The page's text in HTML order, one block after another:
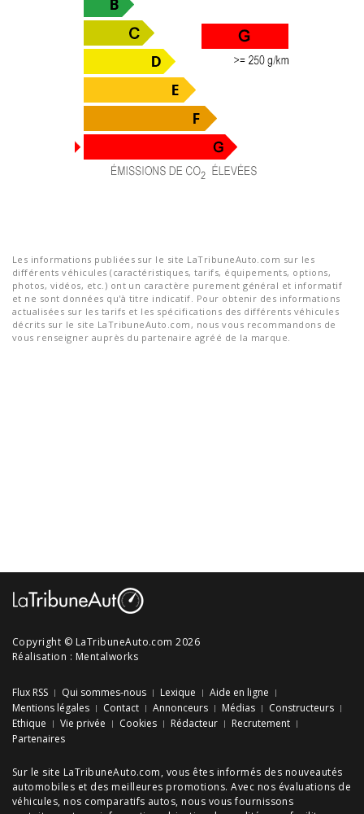
Les informations publiées sur le site LaTribuneAuto.com sur les
différents véhicules (caractéristiques, tarifs, équipements, options,
photos, vidéos, etc.) ont un caractère purement général et informatif
et ne sont données qu'à titre indicatif. Pour obtenir des informations
actualisées sur les tarifs et les spécifications des différents véhicules
décrits sur le site LaTribuneAuto.com, nous vous recommandons de
vous renseigner auprès du partenaire agréé de la marque.
Copyright © LaTribuneAuto.com 2026
Réalisation : Mentalworks
Flux RSS Qui sommes-nous Lexique
Aide en ligne
Mentions légales
Contact Annonceurs Médias
Constructeurs
Ethique
Vie privée Cookies Rédacteur
Recrutement
Partenaires
Sur le site LaTribuneAuto.com, vous êtes informés des nouveautés
automobiles et des meilleures promotions. Avec nos évaluations de
véhicules, nos comparatifs autos, nous vous fournissons